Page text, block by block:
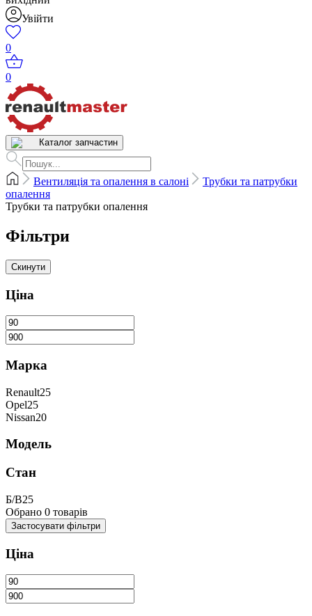
Увійти
0
0
Каталог запчастин
Вентиляція та опалення в салоні
Трубки та патрубки
опалення
Трубки та патрубки опалення
Фільтри
Скинути
Ціна
Марка
Renault25
Opel25
Nissan20
Модель
Стан
Б/В25
Обрано 0 товарів
Застосувати фільтри
Ціна